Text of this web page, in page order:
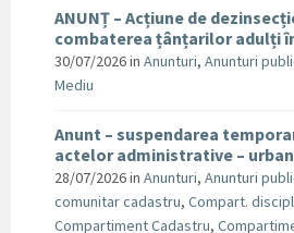
ANUNȚ – Acțiune de
combaterea țânțarilor adulți
30/07/2026in Anunturi, Anunturi
Mediu
Anunt – suspendarea
actelor administrative –
28/07/2026in Anunturi, Anunturi
comunitar cadastru, Compart.
Compartiment Cadastru,